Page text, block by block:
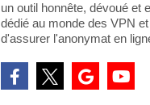
un outil honnête, dévoué et
dédié au monde des VPN
d'assurer l'anonymat en